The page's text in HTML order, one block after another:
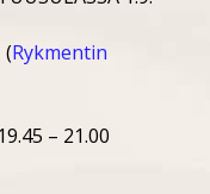
(Rykmentin
– 21.00